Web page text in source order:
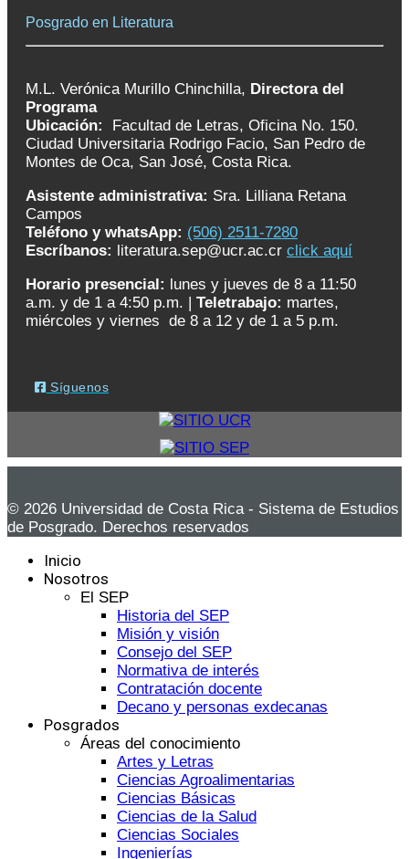
Posgrado en Literatura
M.L. Verónica Murillo Chinchilla, Directora del
Programa
Ubicación:
Facultad de Letras, Oficina No. 150.
Ciudad Universitaria Rodrigo Facio, San Pedro de
Montes de Oca, San José, Costa Rica.
Asistente administrativa: Sra. Lilliana Retana
Campos
Teléfono y whatsApp: (506) 2511-7280
Escríbanos: literatura.sep@ucr.ac.cr click aquí
Horario presencial: lunes y jueves de 8 a 11:50
a.m. y de 1 a 4:50 p.m. | Teletrabajo: martes,
miércoles y viernes de 8 a 12 y de 1 a 5 p.m.
Síguenos
© 2026 Universidad de Costa Rica - Sistema de Estudios
de Posgrado. Derechos reservados
Inicio
Nosotros
El SEP
Historia del SEP
Misión y visión
Consejo del SEP
Normativa de interés
Contratación docente
Decano y personas exdecanas
Posgrados
Áreas del conocimiento
Artes y Letras
Ciencias Agroalimentarias
Ciencias Básicas
Ciencias de la Salud
Ciencias Sociales
Ingenierías